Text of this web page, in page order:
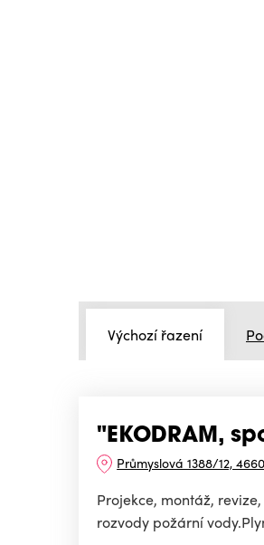
Výchozí řazení
"EKODRAM,
Průmyslová 1388/12,
Projekce, montáž,
rozvody požární